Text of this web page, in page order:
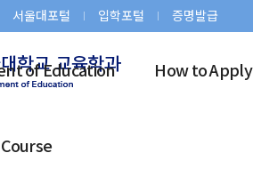
서울대포털 입학포털 증명발급
of Education How to Apply